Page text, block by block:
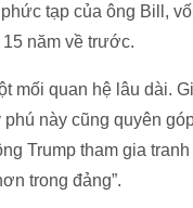
tạp của ông Bill,
năm về trước.
mối quan hệ lâu dài.
này cũng quyên
Trump tham gia
trong đảng”.